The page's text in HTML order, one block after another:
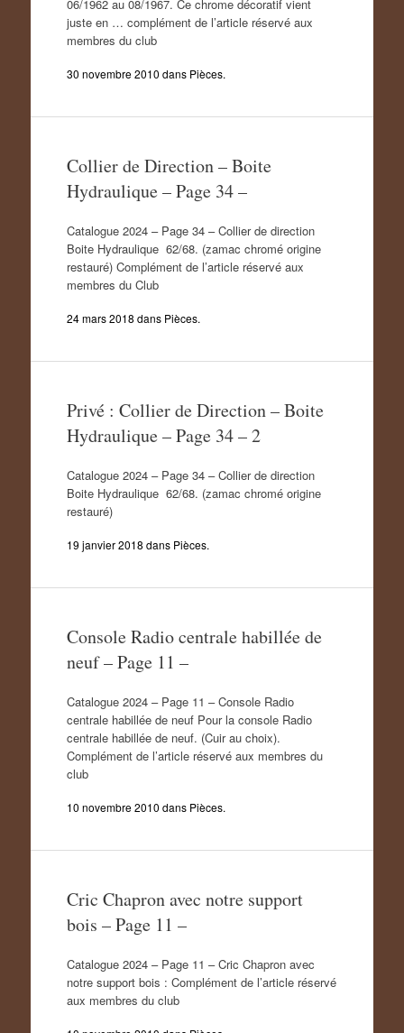
06/1962 au 08/1967. Ce chrome décoratif vient
juste en … complément de l’article réservé aux
membres du club
30 novembre 2010 dans Pièces.
Collier de Direction – Boite
Hydraulique – Page 34 –
Catalogue 2024 – Page 34 – Collier de direction
Boite Hydraulique 62/68. (zamac chromé origine
restauré) Complément de l’article réservé aux
membres du Club
24 mars 2018 dans Pièces.
Privé : Collier de Direction – Boite
Hydraulique – Page 34 – 2
Catalogue 2024 – Page 34 – Collier de direction
Boite Hydraulique 62/68. (zamac chromé origine
restauré)
19 janvier 2018 dans Pièces.
Console Radio centrale habillée de
neuf – Page 11 –
Catalogue 2024 – Page 11 – Console Radio
centrale habillée de neuf Pour la console Radio
centrale habillée de neuf. (Cuir au choix).
Complément de l’article réservé aux membres du
club
10 novembre 2010 dans Pièces.
Cric Chapron avec notre support
bois – Page 11 –
Catalogue 2024 – Page 11 – Cric Chapron avec
notre support bois : Complément de l’article réservé
aux membres du club